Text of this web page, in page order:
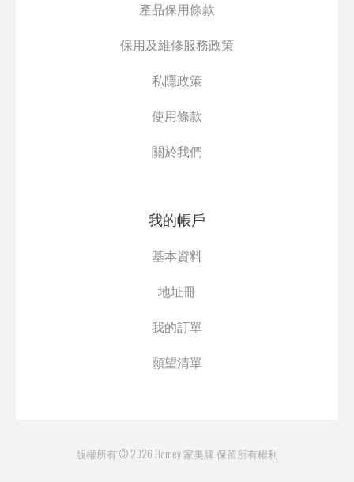
產品保用條款
保用及維修服務政策
私隱政策
使用條款
關於我們
我的帳戶
基本資料
地址冊
我的訂單
願望清單
版權所有 © 2026 Homey 家美牌 保留所有權利